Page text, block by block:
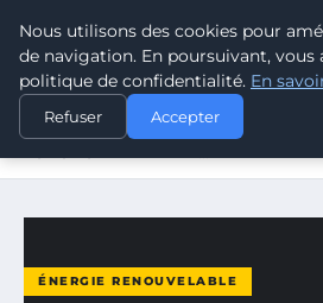
CLIMATE
ACCUEIL
ÉNERGIE RENOUVELABLE
ÉNERGIE ÉOLIENNE : COMPRENDRE
ÉNERGIE RENOUVELABLE
Nous utilisons des cookies pour
de navigation. En poursuivant, vous
politique de confidentialité. En
Refuser Accepter